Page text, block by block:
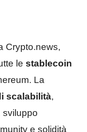
Crypto.news,
le stablecoin
La
scalabilità,
sviluppo
e solidità